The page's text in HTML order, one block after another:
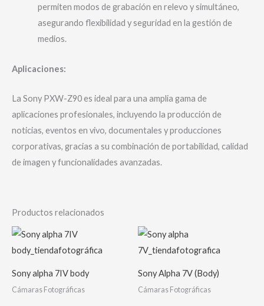
permiten modos de grabación en relevo y simultáneo,
asegurando flexibilidad y seguridad en la gestión de
medios.
Aplicaciones:
La Sony PXW-Z90 es ideal para una amplia gama de
aplicaciones profesionales, incluyendo la producción de
noticias, eventos en vivo, documentales y producciones
corporativas, gracias a su combinación de portabilidad, calidad
de imagen y funcionalidades avanzadas.
Productos relacionados
Sony alpha 7IV body
Cámaras Fotográficas
Sony Alpha 7V (Body)
Cámaras Fotográficas